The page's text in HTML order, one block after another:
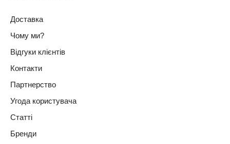
Доставка
Чому ми?
Відгуки клієнтів
Контакти
Партнерство
Угода користувача
Статті
Бренди